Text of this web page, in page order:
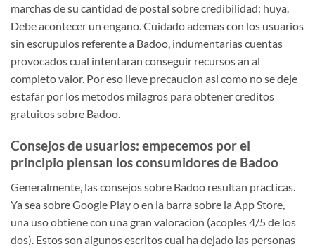
marchas de su cantidad de postal sobre credibilidad: huya.
Debe acontecer un engano. Cuidado ademas con los usuarios
sin escrupulos referente a Badoo, indumentarias cuentas
provocados cual intentaran conseguir recursos an al
completo valor. Por eso lleve precaucion asi­ como no se deje
estafar por los metodos milagros para obtener creditos
gratuitos sobre Badoo.
Consejos de usuarios: empecemos por el
principio piensan los consumidores de Badoo
Generalmente, las consejos sobre Badoo resultan practicas.
Ya sea sobre Google Play o en la barra sobre la App Store,
una uso obtiene con una gran valoracion (acoples 4/5 de los
dos). Estos son algunos escritos cual ha dejado las personas